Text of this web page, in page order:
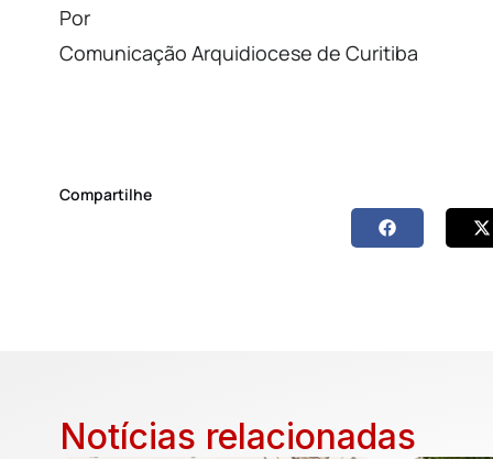
Por
Comunicação Arquidiocese de Curitiba
Compartilhe
Notícias relacionadas